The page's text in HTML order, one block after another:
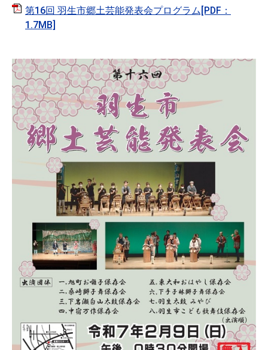
第16回 羽生市郷土芸能発表会プログラム[PDF：
1.7MB]